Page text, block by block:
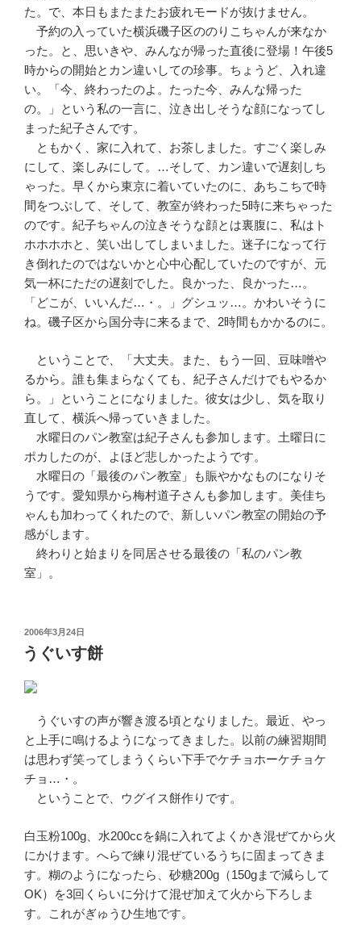
た。で、本日もまたまたお疲れモードが抜けません。
予約の入っていた横浜磯子区ののりこちゃんが来なか
った。と、思いきや、みんなが帰った直後に登場！午後5
時からの開始とカン違いしての珍事。ちょうど、入れ違
い。「今、終わったのよ。たった今、みんな帰った
の。」という私の一言に、泣き出しそうな顔になってし
まった紀子さんです。
ともかく、家に入れて、お茶しました。すごく楽しみ
にして、楽しみにして。…そして、カン違いで遅刻しち
ゃった。早くから東京に着いていたのに、あちこちで時
間をつぶして、そして、教室が終わった5時に来ちゃった
のです。紀子ちゃんの泣きそうな顔とは裏腹に、私はト
ホホホホと、笑い出してしまいました。迷子になって行
き倒れたのではないかと心中心配していたのですが、元
気一杯にただの遅刻でした。良かった、良かった…。
「どこが、いいんだ…・。」グシュッ…。かわいそうに
ね。磯子区から国分寺に来るまで、2時間もかかるのに。
ということで、「大丈夫。また、もう一回、豆味噌や
るから。誰も集まらなくても、紀子さんだけでもやるか
ら。」ということになりました。彼女は少し、気を取り
直して、横浜へ帰っていきました。
水曜日のパン教室は紀子さんも参加します。土曜日に
ポカしたのが、よほど悲しかったようです。
水曜日の「最後のパン教室」も賑やかなものになりそ
うです。愛知県から梅村道子さんも参加します。美佳ち
ゃんも加わってくれたので、新しいパン教室の開始の予
感がします。
終わりと始まりを同居させる最後の「私のパン教
室」。
投
稿
日:
2006年3月24日
うぐいす餅
うぐいすの声が響き渡る頃となりました。最近、やっ
と上手に鳴けるようになってきました。以前の練習期間
は思わず笑ってしまうくらい下手でケチョホーケチョケ
チョ…・。
ということで、ウグイス餅作りです。
白玉粉100g、水200ccを鍋に入れてよくかき混ぜてから火
にかけます。へらで練り混ぜているうちに固まってきま
す。糊のようになったら、砂糖200g（150gまで減らして
OK）を3回くらいに分けて混ぜ加えて火から下ろしま
す。これがぎゅうひ生地です。